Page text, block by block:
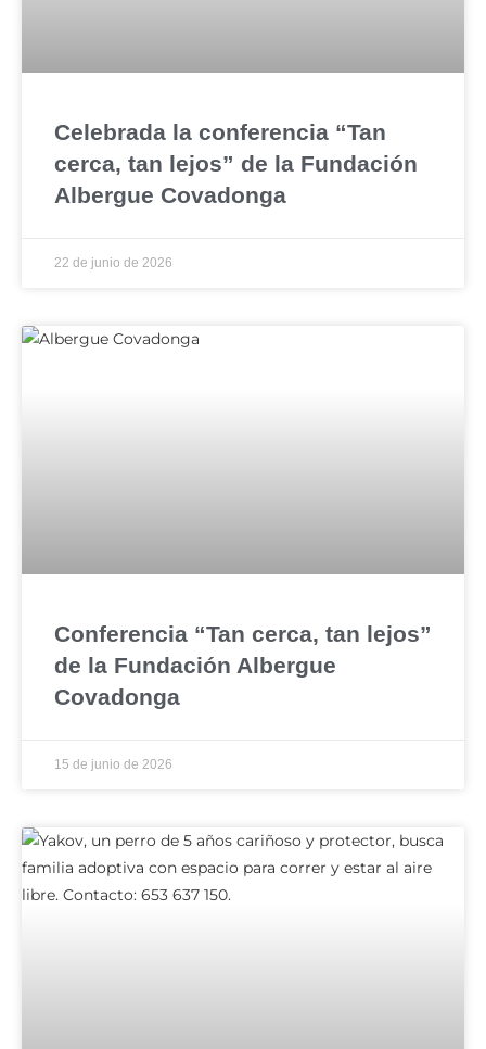
Celebrada la conferencia “Tan
cerca, tan lejos” de la Fundación
Albergue Covadonga
22 de junio de 2026
Conferencia “Tan cerca, tan lejos”
de la Fundación Albergue
Covadonga
15 de junio de 2026